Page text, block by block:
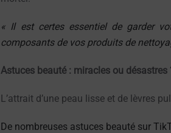
« Il est certes essentiel de garder
composants de vos produits de
Astuces beauté : miracles ou désastres
L’attrait d’une peau lisse et de lèvres
De nombreuses astuces beauté sur